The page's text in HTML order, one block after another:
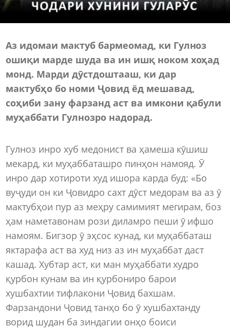
Аз идомаи мактуб бармеомад, ки Гулноз
ошиқи марде шуда ва ин ишқ ноком хоҳад
монд. Марди дӯстдоштааш, ки дар
мактубҳо бо номи Ҷовид ёд мешавад,
соҳиби зану фарзанд аст ва имкони қабули
муҳаббати Гулнозро надорад.
Гулноз инро хуб медонист ва ҳамеша кӯшиш
мекард, ки муҳаббаташро пинҳон намояд. Ӯ
инро дар хотироти худ ишора карда буд: «Бо
вуҷуди он ки Ҷовидро сахт дӯст медорам ва аз ӯ
мактубҳои пур аз меҳру самимият мегирам, боз
ҳам наметавонам рози диламро пеши ӯ ифшо
намоям. Бигзор ӯ эҳсос кунад, ки муҳаббаташ
яктарафа аст ва худ низ аз ин муҳаббат даст
кашад. Хубтар аст, ки ман муҳаббати худро
қурбон кунам ва ин қурбониро барои
хушбахтии тифлакони Ҷовид бахшам.
Фарзандони Ҷовид танҳо бо ӯ хушбахтанду
ворид шудан ба зиндагии онҳо боиси